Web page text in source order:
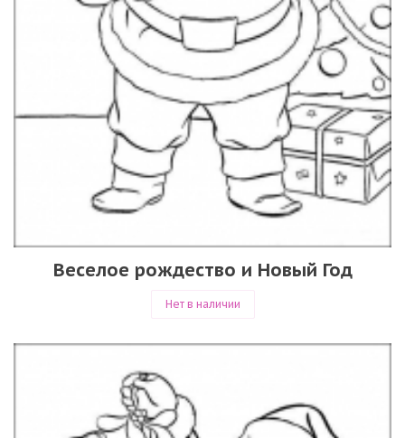
Веселое рождество и Новый Год
Нет в наличии